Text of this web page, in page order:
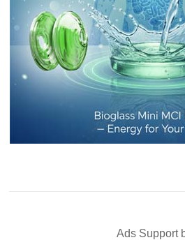
Ads Support